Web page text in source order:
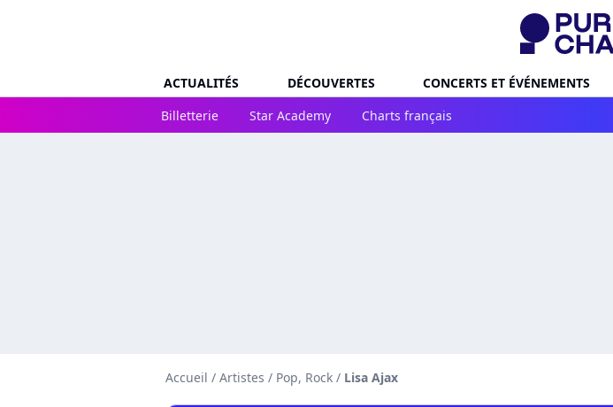
ACTUALITÉS DÉCOUVERTES CONCERTS ET ÉVÉNEMENTS
Billetterie
Star Academy Charts français
Accueil / Artistes / Pop, Rock / Lisa Ajax